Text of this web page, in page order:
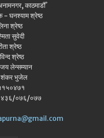
काठमाडौँ
- घनश्याम श्रेष्ठ
श्रेष्ठ
सुवेदी
श्रेष्ठ
श्रेष्ठ
लेन्सम्यान
शंकर भुजेल
१४३६/०७६/०७७